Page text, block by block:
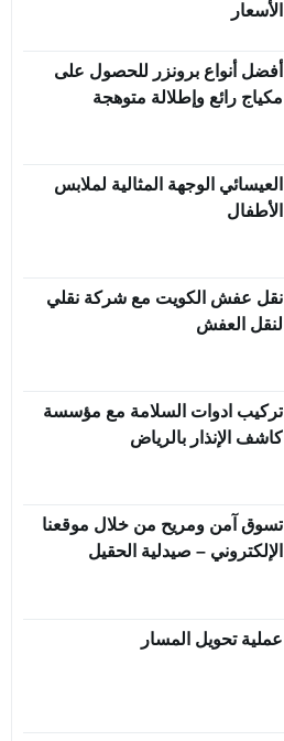
الأسعار
أفضل أنواع برونزر للحصول على
مكياج رائع وإطلالة متوهجة
العيسائي الوجهة المثالية لملابس
الأطفال
نقل عفش الكويت مع شركة نقلي
لنقل العفش
تركيب ادوات السلامة مع مؤسسة
كاشف الإنذار بالرياض
تسوق آمن ومريح من خلال موقعنا
الإلكتروني – صيدلية الحقيل
عملية تحويل المسار